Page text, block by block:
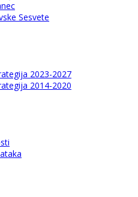
Sesvete
2023-2027
2014-2020